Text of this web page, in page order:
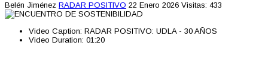
Belén Jiménez RADAR POSITIVO 22 Enero 2026 Visitas: 433
Video Caption: RADAR POSITIVO: UDLA - 30 AÑOS
Video Duration: 01:20